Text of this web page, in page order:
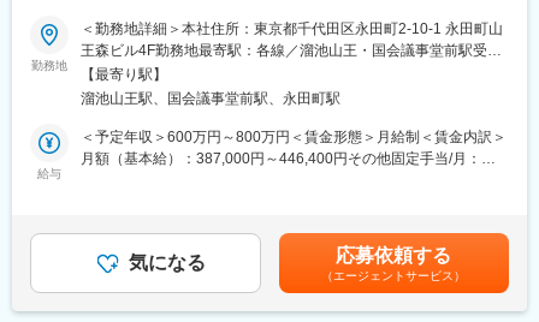
・急成長スタートアップで裁量を持って働ける：若手でも事業責
任者を目指せる環境です
■Findyについて
ビジョンに掲げ、エンジニアと企業のマッチング支援や、エンジ
ニア組織の課題を解決するSaaSを展開するスタートアップです。
スキルや組織課題を可視化・分析。これにより、マッチング精度
やマネジメントの質を高め、開発者体験（DX）を向上させていま
す。主力サービス『Findy』『Findy Freelance』は登録ユーザー
数10万人以上、導入企業750社以上と急成長中。今後はこの基盤
フォームを中心に、企画方針の策定、番組開発、記事企画、制作
ディレクション、社内外の専門家・講師・合格者・受講者との協
働、公開後の分析・改善までを一気通貫でお任せします。
【業務詳細】
・ スタディングにおける動画メディア/SNSコンテンツの編集方
針・コンテンツ戦略の策定
イトル・サムネイル方針の策定
・ 講師、合格者、受講者、キャリアアドバイザー、社内の講座責
任者、外部有識者、実務家、士業、企業人事、採用担当者等との
勤務地
＜勤務地詳細＞本社住所：東京都千代田区永田町2-10-1 永田町山
王森ビル4F勤務地最寄駅：各線／溜池山王・国会議事堂前駅受動
喫煙対策：屋内全面禁煙変更の範囲：会社の定める事業所（リモ
ートワーク含む）
【最寄り駅】
溜池山王駅、国会議事堂前駅、永田町駅
給与
＜予定年収＞600万円～800万円＜賃金形態＞月給制＜賃金内訳＞
月額（基本給）：387,000円～446,400円その他固定手当/月：
無＞有＜残業手当＞有＜給与補足＞※ご経験に応じて決定※上記年
収に30～45時間/月分の固定残業代を含む（グレードによって異な
る）■昇給：年1回/1月（但し、会社の業績、または個人の成績に
より改定しない場合もあります）■インセンティブ：年1～2回
気になる 応募依頼する
（エージェントサービス）